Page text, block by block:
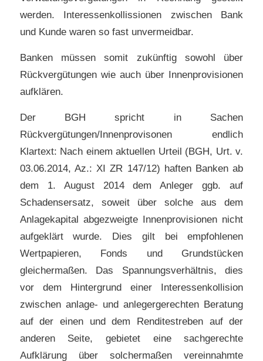
werden. Interessenkollissionen zwischen Bank
und Kunde waren so fast unvermeidbar.
Banken müssen somit zukünftig sowohl über
Rückvergütungen wie auch über Innenprovisionen
aufklären.
Der BGH spricht in Sachen
Rückvergütungen/Innenprovisonen endlich
Klartext: Nach einem aktuellen Urteil (BGH, Urt. v.
03.06.2014, Az.: XI ZR 147/12) haften Banken ab
dem 1. August 2014 dem Anleger ggb. auf
Schadensersatz, soweit über solche aus dem
Anlagekapital abgezweigte Innenprovisionen nicht
aufgeklärt wurde. Dies gilt bei empfohlenen
Wertpapieren, Fonds und Grundstücken
gleichermaßen. Das Spannungsverhältnis, dies
vor dem Hintergrund einer Interessenkollision
zwischen anlage- und anlegergerechten Beratung
auf der einen und dem Renditestreben auf der
anderen Seite, gebietet eine sachgerechte
Aufklärung über solchermaßen vereinnahmte